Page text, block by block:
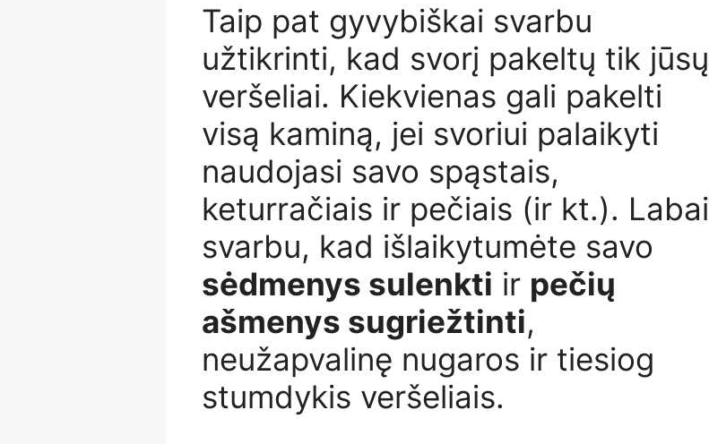
Taip pat gyvybiškai svarbu
užtikrinti, kad svorį pakeltų tik jūsų
veršeliai. Kiekvienas gali pakelti
visą kaminą, jei svoriui palaikyti
naudojasi savo spąstais,
keturračiais ir pečiais (ir kt.). Labai
svarbu, kad išlaikytumėte savo
sėdmenys sulenkti ir pečių
ašmenys sugriežtinti,
neužapvalinę nugaros ir tiesiog
stumdykis veršeliais.